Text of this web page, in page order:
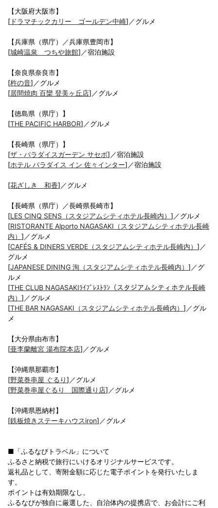
【大阪府大阪市】
[ ドラマチックカリー ゴールデン中崎]／グルメ
【兵庫県（県庁）／兵庫県豊岡市】
[城崎温泉 つちや旅館]／宿泊施設
【奈良県奈良市】
[杵の音]／グルメ
[居間焼肉 百欒 登美ヶ丘店]／グルメ
【徳島県（県庁）】
[THE PACIFIC HARBOR]／グルメ
【長崎県（県庁）】
[ザ・パラダイスガーデン サセボ]／宿泊施設
[ホテル パラダイス イン 佐々インター]／宿泊施設
[花ざしき 和香]／グルメ
【長崎県（県庁）／長崎県長崎市】
[LES CINQ SENS（スタジアムシティホテル長崎内） ]／グルメ
[RISTORANTE Alporto NAGASAKI（スタジアムシティホテル長崎
内） ]／グルメ
[CAFÉS & DINERS VERDE（スタジアムシティホテル長崎内） ]／
グルメ
[JAPANESE DINING 洵（スタジアムシティホテル長崎内） ]／グ
ルメ
[THE CLUB NAGASAKIﾗｲﾌﾞﾚｽﾄﾗﾝ（スタジアムシティホテル長崎
内） ]／グルメ
[THE BAR NAGASAKI（スタジアムシティホテル長崎内） ]／グル
メ
【大分県由布市】
[亜李蘭離宮 湯布院本店]／グルメ
【沖縄県那覇市】
[野菜巻串屋 ぐるり]／グルメ
[野菜巻串屋ぐるり 国際通り店]／グルメ
【沖縄県恩納村】
[鉄板焼きステーキハウスiron]／グルメ
■「ふるなびトラベル」について
ふるさと納税で旅行にいけるオリジナルサービスです。
返礼品として、寄附金額に応じた電子ポイントを発行いたしま
す。
ポイントは有効期限なし。
ふるなびが独自に厳選した、自治体内の提携店で、お会計にご利